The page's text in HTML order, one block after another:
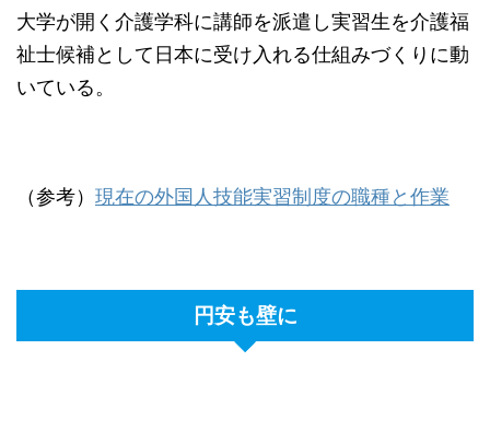
大学が開く介護学科に講師を派遣し実習生を介護福
祉士候補として日本に受け入れる仕組みづくりに動
いている。
（参考） 現在の外国人技能実習制度の職種と作業
円安も壁に